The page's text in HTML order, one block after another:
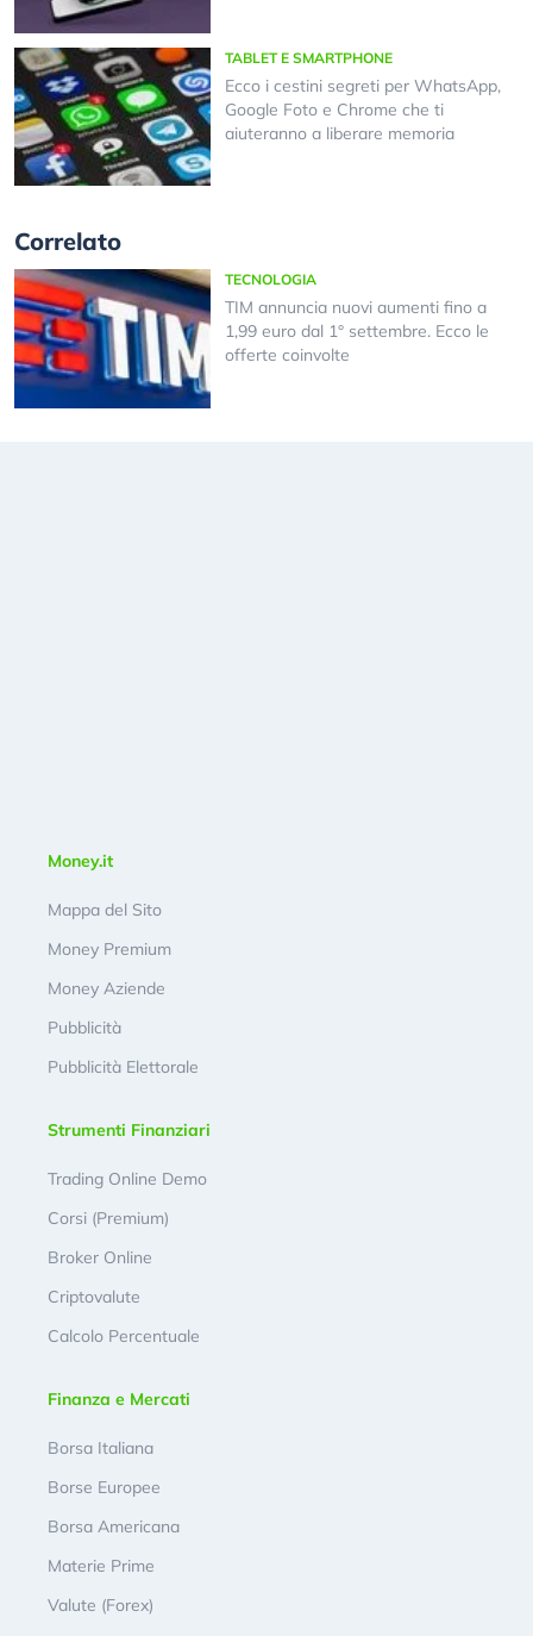
TABLET E SMARTPHONE
Ecco i cestini segreti per WhatsApp,
Google Foto e Chrome che ti
aiuteranno a liberare memoria
Correlato
TECNOLOGIA
TIM annuncia nuovi aumenti fino a
1,99 euro dal 1° settembre. Ecco le
offerte coinvolte
Money.it
Mappa del Sito
Money Premium
Money Aziende
Pubblicità
Pubblicità Elettorale
Strumenti Finanziari
Trading Online Demo
Corsi (Premium)
Broker Online
Criptovalute
Calcolo Percentuale
Finanza e Mercati
Borsa Italiana
Borse Europee
Borsa Americana
Materie Prime
Valute (Forex)